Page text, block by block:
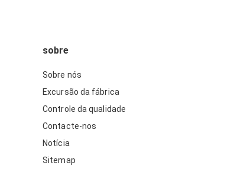
sobre
Sobre nós
Excursão da fábrica
Controle da qualidade
Contacte-nos
Notícia
Sitemap